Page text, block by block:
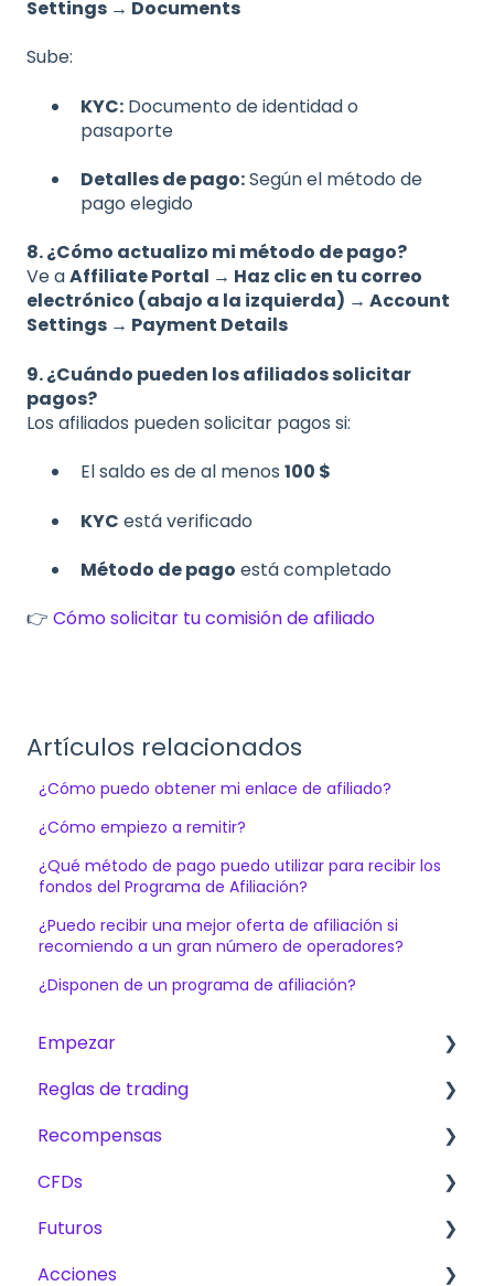
Settings → Documents
Sube:
KYC: Documento de identidad o
pasaporte
Detalles de pago:Según el método de
pago elegido
8. ¿Cómo actualizo mi método de pago?
Ve aAffiliate Portal → Haz clic en tu correo
electrónico (abajo a la izquierda) → Account
Settings → Payment Details
9. ¿Cuándo pueden los afiliados solicitar
pagos?
Los afiliados pueden solicitar pagos si:
El saldo es de al menos 100 $
KYC está verificado
Método de pago está completado
👉 Cómo solicitar tu comisión de afiliado
Artículos relacionados
¿Cómo puedo obtener mi enlace de afiliado?
¿Cómo empiezo a remitir?
¿Qué método de pago puedo utilizar para recibir los
fondos del Programa de Afiliación?
¿Puedo recibir una mejor oferta de afiliación si
recomiendo a un gran número de operadores?
¿Disponen de un programa de afiliación?
Empezar
Primeros pasos
The Trading Pit – Quiénes somos
Compras
Productos
Verificación de cuenta
Reglas de trading
Reglas básicas para CFD, Futuros y Acciones
CFD
Futuros
Acciones
Recompensas
Comisiones
Métodos de recompensas
CFDs
Productos
Trading
Futuros
Plan de Escalado
Acciones